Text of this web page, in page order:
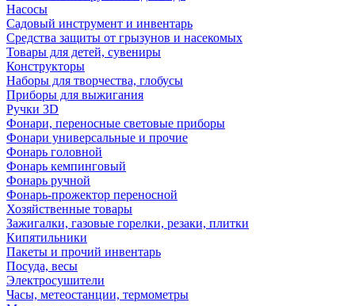
Насосы
Садовый инструмент и инвентарь
Средства защиты от грызунов и насекомых
Товары для детей, сувениры
Конструкторы
Наборы для творчества, глобусы
Приборы для выжигания
Ручки 3D
Фонари, переносные световые приборы
Фонари универсальные и прочие
Фонарь головной
Фонарь кемпинговый
Фонарь ручной
Фонарь-прожектор переносной
Хозяйственные товары
Зажигалки, газовые горелки, резаки, плитки
Кипятильники
Пакеты и прочий инвентарь
Посуда, весы
Электросушители
Часы, метеостанции, термометры